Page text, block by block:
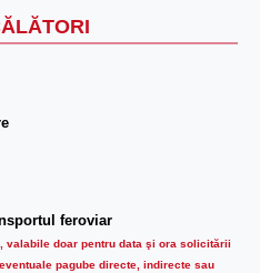
feroviar
valabile doar pentru data şi ora solicitării
pagube directe, indirecte sau